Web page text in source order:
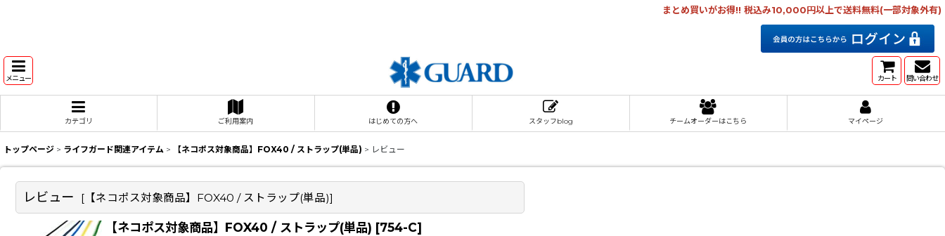
まとめ買いがお得!! 税込み10,000円以上で送料無料(一部対象外有)
メニュー カート 問い合わせ
カテゴリ ご利用案内 はじめての方へ スタッフblog チームオーダーはこちら マイページ
トップページ > ライフガード関連アイテム > 【ネコポス対象商品】FOX40 / ストラップ(単品) > レビュー
レビュー [ 【ネコポス対象商品】FOX40 / ストラップ(単品)]
【ネコポス対象商品】FOX40 / ストラップ(単品) [754-C]